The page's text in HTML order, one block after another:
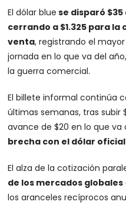
El dólar blue se disparó
cerrando a $1.325 para la
venta, registrando el
jornada en lo que va del
la guerra comercial.
El billete informal continúa
últimas semanas, tras subir
avance de $20 en lo que va
brecha con el dólar oficial
El alza de la cotización
de los mercados globales
los aranceles recíprocos